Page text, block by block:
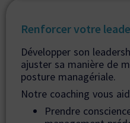
Renforcer votre
Développer son
ajuster sa manière de
posture managériale.
Notre coaching vous
Prendre